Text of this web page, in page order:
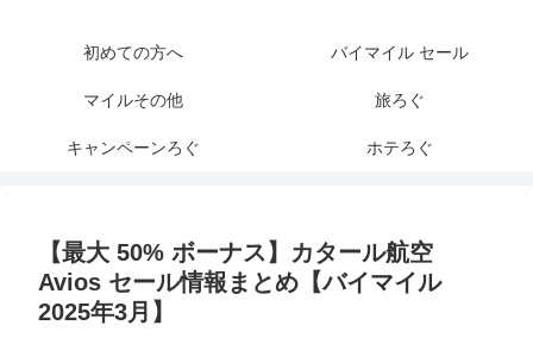
初めての方へ バイマイル セール
マイルその他 旅ろぐ
キャンペーンろぐ ホテろぐ
【最大 50% ボーナス】カタール航空
Avios セール情報まとめ【バイマイル
2025年3月】